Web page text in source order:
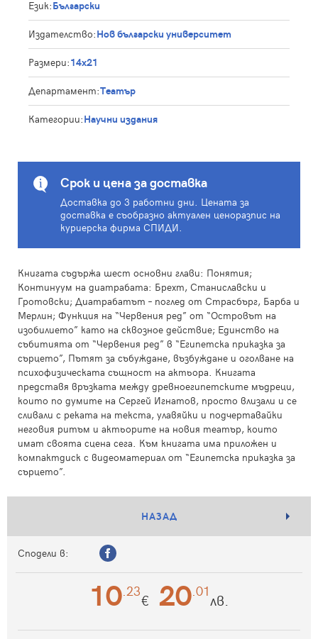
Език:Български
Издателство:Нов български университет
Размери:14x21
Департамент:Театър
Категории:Научни издания
Срок и цена за доставка
Доставка до 3 работни дни. Цената за
доставка е съобразно актуален ценоразпис на
куриерска фирма СПИДИ.
Книгата съдържа шест основни глави: Понятия;
Континуум на диатрабата: Брехт, Станиславски и
Гротовски; Диатрабатът – поглед от Страсбърг, Барба и
Мерлин; Функция на “Червения ред” от “Островът на
изобилието” като на сквозное действие; Единство на
събитията от “Червения ред” в “Египетска приказка за
сърцето”, Пътят за събуждане, възбуждане и оголване на
психофизическата същност на актьора. Книгата
представя връзката между древноегипетските мъдреци,
които по думите на Сергей Игнатов, просто влизали и се
сливали с реката на текста, улавяйки и подчертавайки
неговия ритъм и актьорите на новия театър, които
имат своята сцена сега. Към книгата има приложен и
компактдиск с видеоматериал от “Египетска приказка за
сърцето”.
НАЗАД
Сподели в:
10 .23€ 20 .01лв.